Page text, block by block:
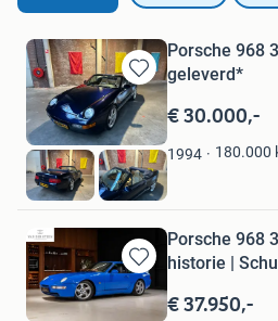
Bewaren
in
Mijn
Favorieten
Porsche 968
geleverd*
€ 30.000,-
1994 180.000
Floris
Bussum
Bewaren
in
Porsche 968
historie |
€ 37.950,-